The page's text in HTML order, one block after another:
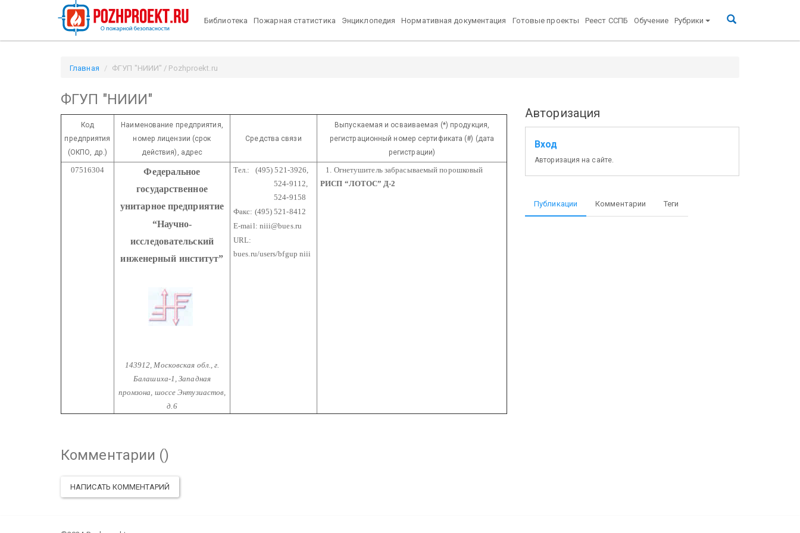
Библиотека Пожарная статистика Энциклопедия Нормативная документация Готовые проекты Реест ССПБ Обучение Рубрики
Главная ФГУП "НИИИ" / Pozhproekt.ru
ФГУП "НИИИ"
Код
предприятия
(ОКПО, др.)
Наименование предприятия,
номер лицензии (срок
действия), адрес
Средства связи
Выпускаемая и осваиваемая (*) продукция,
регистрационный номер сертификата (#) (дата
регистрации)
07516304
Федеральное
государственное
унитарное предприятие
“Научно-
исследовательский
инженерный институт”
143912, Московская обл.,г.
Балашиха-1, Западная
промзона, шоссе Энтузиастов,
д.6
Тел.: (495) 521-3926,
524-9112,
524-9158
Факс: (495) 521-8412
E-mail: niii@bues.ru
URL:
bues.ru/users/bfgup niii
1. Огнетушитель забрасываемый порошковый
РИСП “ЛОТОС” Д-2
Комментарии ()
НАПИСАТЬ КОММЕНТАРИЙ
Авторизация
Вход
Авторизация на сайте.
Публикации Комментарии Теги